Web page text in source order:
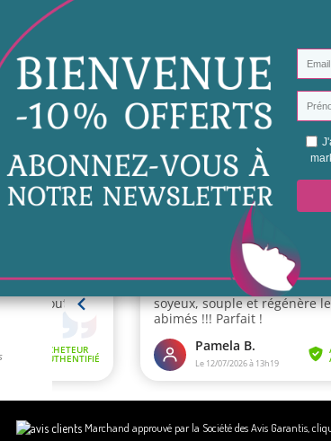
Informations
Livraison & Retour
Paiement Sécurisé
FAQ
Nos produits
Promotions
Nouveautés
Nos marques
Gagnez 5€ en
parrainant
Marchand approuvé par la Société des Avis Garantis,